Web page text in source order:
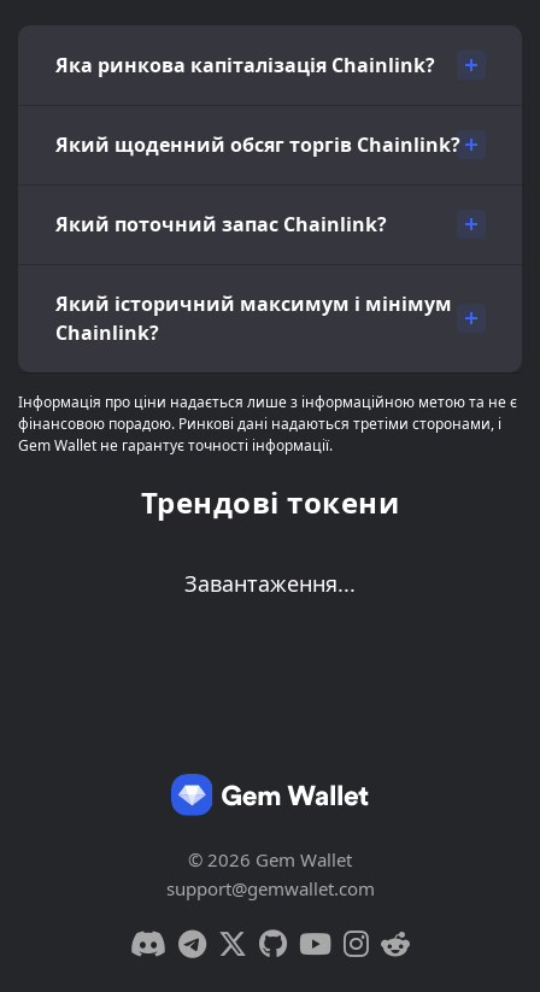
Яка ринкова капіталізація Chainlink?
Який щоденний обсяг торгів Chainlink?
Який поточний запас Chainlink?
Який історичний максимум і мінімум
Chainlink?
Інформація про ціни надається лише з інформаційною метою та не є
фінансовою порадою. Ринкові дані надаються третіми сторонами, і
Gem Wallet не гарантує точності інформації.
Трендові токени
Завантаження...
© 2026 Gem Wallet
support@gemwallet.com